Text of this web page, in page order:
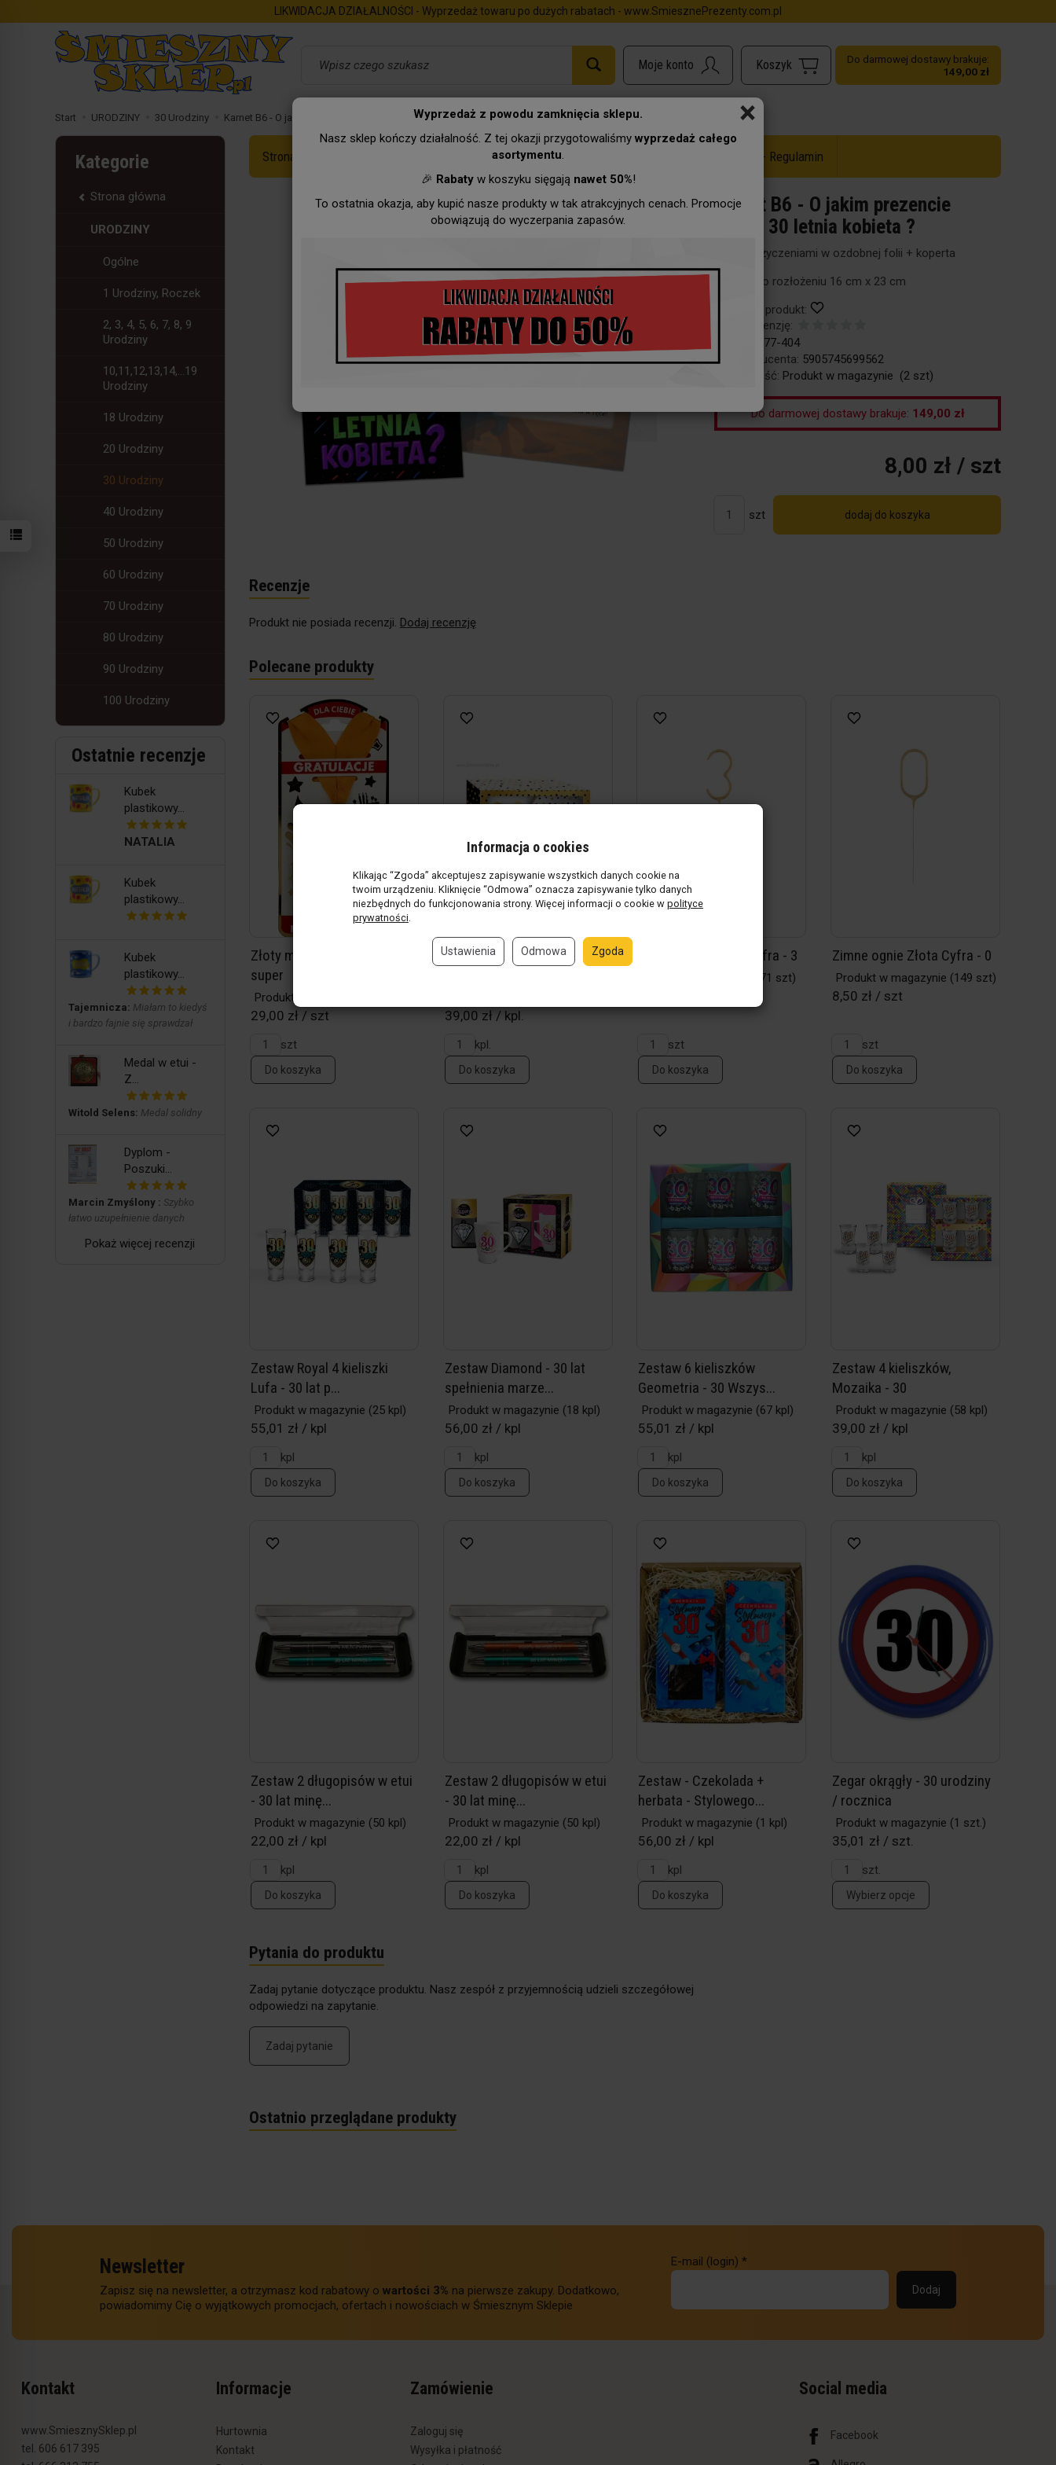
×
Wyprzedaż z powodu zamknięcia sklepu.
Nasz sklep kończy działalność. Z tej okazji przygotowaliśmy wyprzedaż całego
asortymentu.
🎉 Rabatyw koszyku sięgają nawet 50%!
To ostatnia okazja, aby kupić nasze produkty w tak atrakcyjnych cenach. Promocje
obowiązują do wyczerpania zapasów.
LIKWIDACJA DZIAŁALNOŚCI - Wyprzedaż towaru po dużych rabatach - www.SmiesznePrezenty.com.pl
Do darmowej dostawy brakuje:
149,00 zł
Start URODZINY 30 Urodziny Karnet B6 - O jakim prezencie ..
Strona Główna Zawody Wyprzedaż do -50% - Regulamin
Karnet B6 - O jakim prezencie
marzy 30 letnia kobieta ?
Karnet z życzeniami w ozdobnej folii + koperta
Wymiar po rozłożeniu 16 cm x 23 cm
Obserwuj produkt:
Dodaj recenzję:
73-277-404
Kod producenta: 5905745699562
Dostępność: Produkt w magazynie (2 szt)
Do darmowej dostawy brakuje: 149,00 zł
8,00 zł / szt
szt dodaj do koszyka
Recenzje
Produkt nie posiada recenzji. Dodaj recenzję
Polecane produkty
Złoty medal - 30 Jesteś
super
Produkt w magazynie
29,00 zł / szt
szt
Do koszyka
Złote kropki - Szklanka +
39,00 zł / kpl.
kpl.
Do koszyka
Zimne ognie Złota Cyfra - 3
(71 szt)
szt
Do koszyka
Zimne ognie Złota Cyfra - 0
Produkt w magazynie (149 szt)
8,50 zł / szt
szt
Do koszyka
Zestaw Royal 4 kieliszki
Lufa - 30 lat p...
Produkt w magazynie (25 kpl)
55,01 zł / kpl
kpl
Do koszyka
Zestaw Diamond - 30 lat
spełnienia marze...
Produkt w magazynie (18 kpl)
56,00 zł / kpl
kpl
Do koszyka
Zestaw 6 kieliszków
Geometria - 30 Wszys...
Produkt w magazynie (67 kpl)
55,01 zł / kpl
kpl
Do koszyka
Zestaw 4 kieliszków,
Mozaika - 30
Produkt w magazynie (58 kpl)
39,00 zł / kpl
kpl
Do koszyka
Zestaw 2 długopisów w etui
- 30 lat minę...
Produkt w magazynie (50 kpl)
22,00 zł / kpl
kpl
Do koszyka
Zestaw 2 długopisów w etui
- 30 lat minę...
Produkt w magazynie (50 kpl)
22,00 zł / kpl
kpl
Do koszyka
Zestaw - Czekolada +
herbata - Stylowego...
Produkt w magazynie (1 kpl)
56,00 zł / kpl
kpl
Do koszyka
Zegar okrągły - 30 urodziny
/ rocznica
Produkt w magazynie (1 szt.)
35,01 zł / szt.
szt.
Wybierz opcje
Pytania do produktu
Zadaj pytanie dotyczące produktu. Nasz zespół z przyjemnością udzieli szczegółowej
odpowiedzi na zapytanie.
Zadaj pytanie
Ostatnio przeglądane produkty
Kategorie
Strona główna
URODZINY
Ogólne
1 Urodziny, Roczek
2, 3, 4, 5, 6, 7, 8, 9
Urodziny
10,11,12,13,14,...19
Urodziny
18 Urodziny
20 Urodziny
30 Urodziny
40 Urodziny
50 Urodziny
60 Urodziny
70 Urodziny
80 Urodziny
90 Urodziny
100 Urodziny
Ostatnie recenzje
Kubek
plastikowy...
NATALIA
Kubek
plastikowy...
Kubek
plastikowy...
Tajemnicza: Miałam to kiedyś
i bardzo fajnie się sprawdzał
Medal w etui -
Z...
Witold Selens: Medal solidny
Dyplom -
Poszuki...
Marcin Zmyślony : Szybko
łatwo uzupełnienie danych
Pokaż więcej recenzji
Newsletter
Zapisz się na newsletter, a otrzymasz kod rabatowy o wartości 3% na pierwsze zakupy. Dodatkowo,
powiadomimy Cię o wyjątkowych promocjach, ofertach i nowościach w Śmiesznym Sklepie
E-mail (login) *
Kontakt
www.SmiesznySklep.pl
tel. 606 617 395
Informacje
Hurtownia
Kontakt
Zamówienie
Zaloguj się
Wysyłka i płatność
Social media
Facebook
Informacja o cookies
Klikając “Zgoda” akceptujesz zapisywanie wszystkich danych cookie na
twoim urządzeniu. Kliknięcie “Odmowa” oznacza zapisywanie tylko danych
niezbędnych do funkcjonowania strony. Więcej informacji o cookie w polityce
prywatności.
Ustawienia Odmowa Zgoda